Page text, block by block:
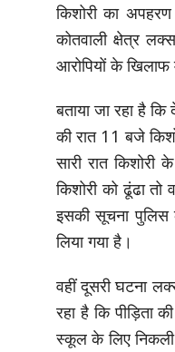
किशोरी का
कोतवाली क्षेत्र
आरोपियों के खिलाफ
बताया जा रहा है
की रात 11 बजे
सारी रात
किशोरी को ढूंढा
इसकी सूचना पुलिस
लिया गया है।
वहीं दूसरी घटना
रहा है कि पीड़िता
स्कूल के लिए निकली